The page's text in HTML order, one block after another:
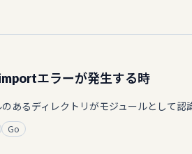
エラーが発生する時
あるディレクトリがモジュールとして認
Go